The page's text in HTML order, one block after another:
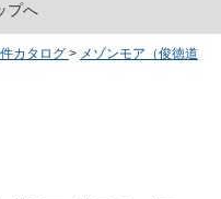
プへ
カタログ > メゾンモア（俊徳道